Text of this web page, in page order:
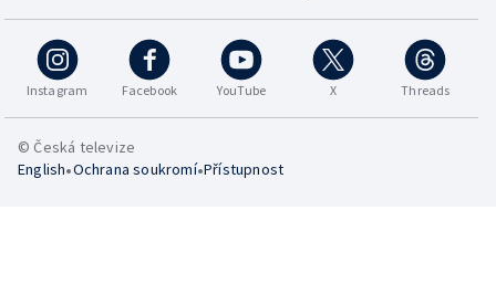
Instagram Facebook YouTube X Threads
© Česká televize
English•Ochrana soukromí•Přístupnost